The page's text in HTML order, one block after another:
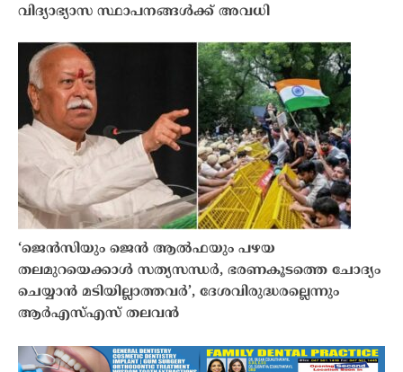
വിദ്യാഭ്യാസ സ്ഥാപനങ്ങൾക്ക് അവധി
‘ജെൻസിയും ജെൻ ആൽഫയും പഴയ
തലമുറയെക്കാൾ സത്യസന്ധർ, ഭരണകൂടത്തെ ചോദ്യം
ചെയ്യാൻ മടിയില്ലാത്തവർ’, ദേശവിരുദ്ധരല്ലെന്നും
ആർഎസ്എസ് തലവൻ